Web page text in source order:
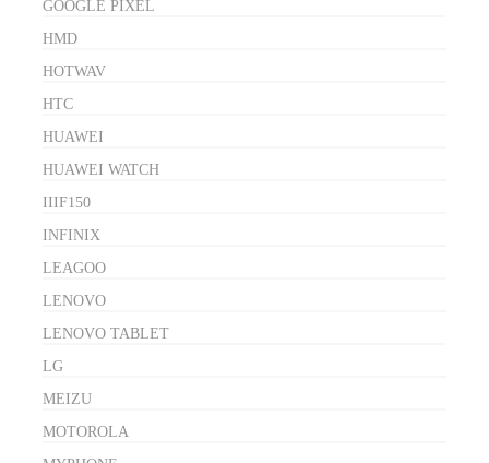
GOOGLE PIXEL
HMD
HOTWAV
HTC
HUAWEI
HUAWEI WATCH
IIIF150
INFINIX
LEAGOO
LENOVO
LENOVO TABLET
LG
MEIZU
MOTOROLA